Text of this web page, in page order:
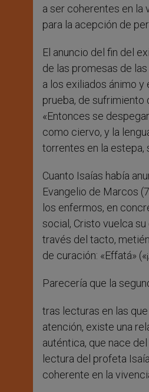
a ser coherentes en la
para la acepción de
El anuncio del fin del
de las promesas de
a los exiliados ánimo y
prueba, de sufrimiento
«Entonces se
como ciervo, y la
torrentes en la estepa,
Cuanto Isaías había
Evangelio de Marcos
los enfermos, en
social, Cristo vuelca
través del tacto,
de curación: «Effatá»
Parecería que la
tras lecturas en las
atención, existe una
auténtica, que nace
lectura del profeta
coherente en la